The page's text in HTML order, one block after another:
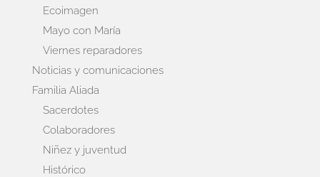
Ecoimagen
Mayo con María
Viernes reparadores
Noticias y comunicaciones
Familia Aliada
Sacerdotes
Colaboradores
Niñez y juventud
Histórico